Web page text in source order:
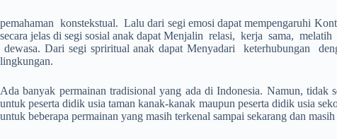
pemahaman konstekstual. Lalu dari segi emosi dapat mempengaruhi
secara jelas di segi sosial anak dapat Menjalin relasi, kerja sama,
dewasa. Dari segi spriritual anak dapat Menyadari keterhubungan
lingkungan.
Ada banyak permainan tradisional yang ada di Indonesia. Namun, tidak
untuk peserta didik usia taman kanak-kanak maupun peserta didik usia
untuk beberapa permainan yang masih terkenal sampai sekarang dan